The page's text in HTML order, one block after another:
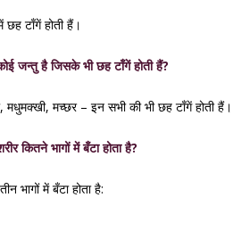
छह टाँगें होती हैं।
जन्तु है जिसके भी छह टाँगें होती हैं?
मधुमक्खी, मच्छर – इन सभी की भी छह टाँगें होती हैं।
कितने भागों में बँटा होता है?
भागों में बँटा होता है: